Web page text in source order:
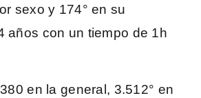
sexo y 174° en su
años con un tiempo de 1h
en la general, 3.512° en